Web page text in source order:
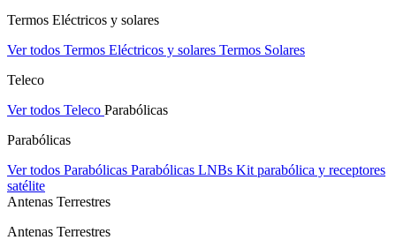
Termos Eléctricos y solares
Ver todos Termos Eléctricos y solares Termos Solares
Teleco
Ver todos Teleco Parabólicas
Parabólicas
Ver todos Parabólicas Parabólicas LNBs Kit parabólica y receptores
satélite
Antenas Terrestres
Antenas Terrestres